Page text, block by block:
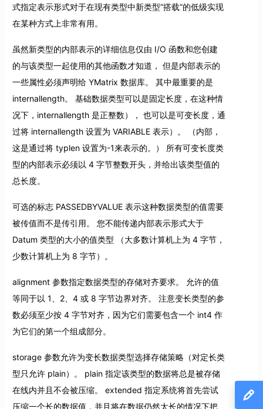
式指定表示形式对于在现有类型中新类型“搭载”的低级实现
在某种方式上非常有用。
虽然新类型的内部表示的详细信息仅由 I/O 函数和您创建
的与该类型一起使用的其他函数才知道， 但是内部表示的
一些属性必须声明给 YMatrix 数据库。 其中最重要的是
internallength。 基础数据类型可以是固定长度，在这种情
况下，internallength 是正整数）， 也可以是可变长度，通
过将 internallength 设置为 VARIABLE 表示）。 （内部，
这是通过将 typlen 设置为-1来表示的。） 所有可变长度类
型的内部表示必须以 4 字节整数开头，并给出该类型值的
总长度。
可选的标志 PASSEDBYVALUE 表示这种数据类型的值需要
被传值而不是传引用。 您不能传递内部表示形式大于
Datum 类型的大小的值类型 （大多数计算机上为 4 字节，
少数计算机上为 8 字节）。
alignment 参数指定数据类型的存储对齐要求。 允许的值
等同于以 1、2、4 或 8 字节边界对齐。 注意变长类型的参
数必须至少按 4 字节对齐，因为它们需要包含一个 int4 作
为它们的第一个组成部分。
storage 参数允许为变长数据类型选择存储策略（对定长类
型只允许 plain）。 plain 指定该类型的数据将总是被存储
在线内并且不会被压缩。 extended 指定系统将首先尝试
压缩一个长的数据值，并且将在数据仍然太长的情况下把